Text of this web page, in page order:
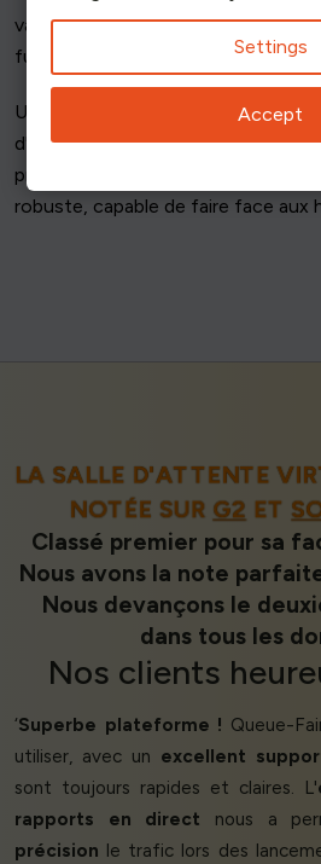
vacances. Utilisez ces données
futures et préparer votre
Une analyse régulière permet
d'adapter les stratégies de
processus continu est essentiel
robuste, capable de faire face aux
LA SALLE D'ATTENTE
NOTÉE SURG2 ET
Classé premier pour sa
Nous avons la note
Nous devançons le
dans tous les
Nos clients
‘Superbe plateforme ! Queue-
utiliser, avec un excellent
sont toujours rapides et claires. L'
rapports en direct nous a
précision le trafic lors des
Settings
Accept